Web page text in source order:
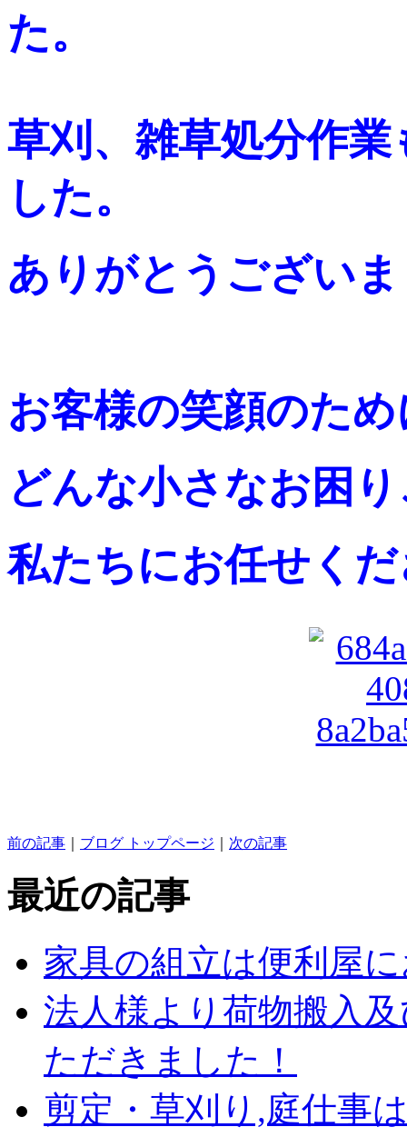
た。
草刈、雑草処分作
した。
ありがとうござい
お客様の笑顔のため
どんな小さなお困
私たちにお任せく
前の記事 ブログ トップページ 次の記事
最近の記事
家具の組立は便利屋
法人様より荷物搬入
ただきました！
剪定・草刈り,庭仕事